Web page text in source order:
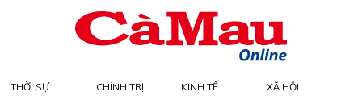
THỜI SỰ CHÍNH TRỊ KINH TẾ XÃ HỘI